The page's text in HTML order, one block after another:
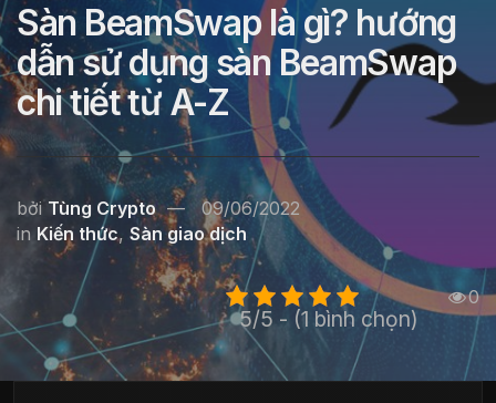
Sàn BeamSwap là gì? hướng
dẫn sử dụng sàn BeamSwap
chi tiết từ A-Z
bởi Tùng Crypto
09/06/2022
in Kiến thức, Sàn giao dịch
5/5 - (1 bình chọn)
0